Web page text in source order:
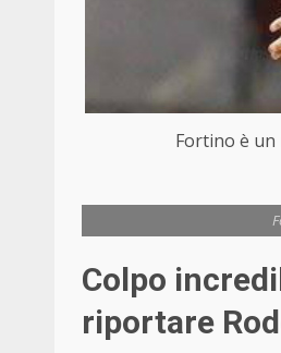
Fortino è un
Colpo
riportare